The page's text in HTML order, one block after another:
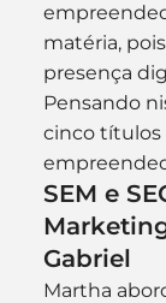
matéria,
presença
Pensando
cinco títulos
SEM e
Gabriel
Martha